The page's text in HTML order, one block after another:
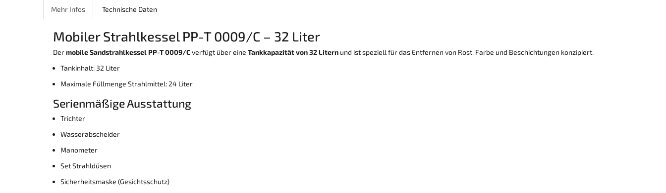
Mehr Infos Technische Daten
Mobiler Strahlkessel PP-T 0009/C – 32 Liter
Dermobile Sandstrahlkessel PP-T 0009/Cverfügt über eine Tankkapazität von 32 Litern und ist speziell für das Entfernen von Rost, Farbe und Beschichtungen konzipiert.
Tankinhalt: 32 Liter
Maximale Füllmenge Strahlmittel: 24 Liter
Serienmäßige Ausstattung
Trichter
Wasserabscheider
Manometer
Set Strahldüsen
Sicherheitsmaske (Gesichtsschutz)